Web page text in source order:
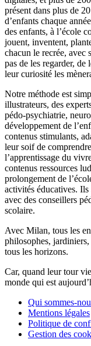
présent dans plus de
d’enfants chaque
des enfants, à l’école
jouent, inventent,
chacun le recrée, avec
pas de les regarder, de
leur curiosité les
Notre méthode est
illustrateurs, des
pédo-psychiatrie,
développement de
contenus stimulants,
leur soif de
l’apprentissage du
contenus ressources
prolongement de
activités éducatives.
avec des conseillers
scolaire.
Avec Milan, tous les
philosophes,
tous les horizons.
Car, quand leur tour
monde qui est
Qui sommes-
Mentions légales
Politique de
Gestion des